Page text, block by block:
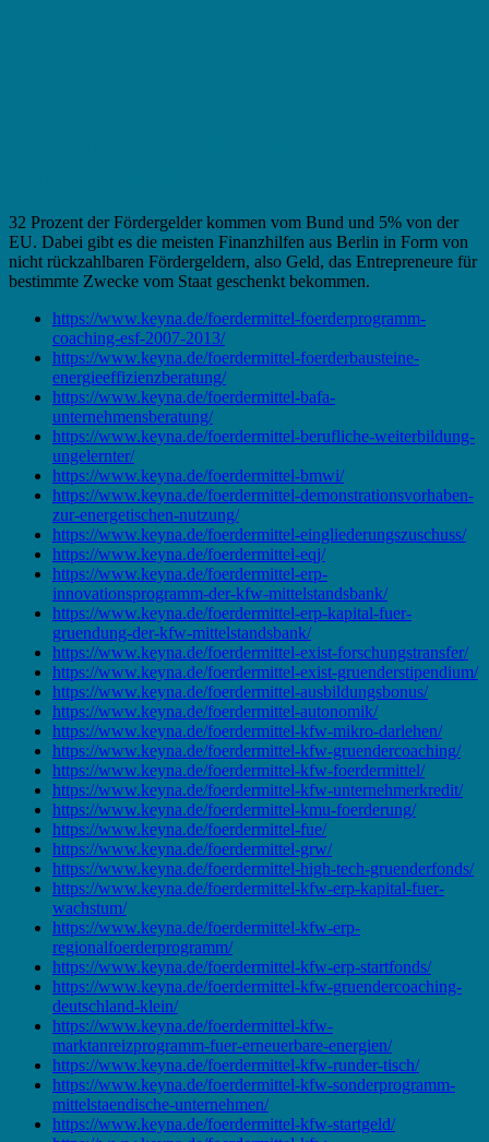
32 Prozent der Fördergelder kommen vom Bund und 5% von der
EU. Dabei gibt es die meisten Finanzhilfen aus Berlin in Form von
nicht rückzahlbaren Fördergeldern, also Geld, das Entrepreneure für
bestimmte Zwecke vom Staat geschenkt bekommen.
https://www.keyna.de/foerdermittel-foerderprogramm-
coaching-esf-2007-2013/
https://www.keyna.de/foerdermittel-foerderbausteine-
energieeffizienzberatung/
https://www.keyna.de/foerdermittel-bafa-
unternehmensberatung/
https://www.keyna.de/foerdermittel-berufliche-weiterbildung-
ungelernter/
https://www.keyna.de/foerdermittel-bmwi/
https://www.keyna.de/foerdermittel-demonstrationsvorhaben-
zur-energetischen-nutzung/
https://www.keyna.de/foerdermittel-eingliederungszuschuss/
https://www.keyna.de/foerdermittel-eqj/
https://www.keyna.de/foerdermittel-erp-
innovationsprogramm-der-kfw-mittelstandsbank/
https://www.keyna.de/foerdermittel-erp-kapital-fuer-
gruendung-der-kfw-mittelstandsbank/
https://www.keyna.de/foerdermittel-exist-forschungstransfer/
https://www.keyna.de/foerdermittel-exist-gruenderstipendium/
https://www.keyna.de/foerdermittel-ausbildungsbonus/
https://www.keyna.de/foerdermittel-autonomik/
https://www.keyna.de/foerdermittel-kfw-mikro-darlehen/
https://www.keyna.de/foerdermittel-kfw-gruendercoaching/
https://www.keyna.de/foerdermittel-kfw-foerdermittel/
https://www.keyna.de/foerdermittel-kfw-unternehmerkredit/
https://www.keyna.de/foerdermittel-kmu-foerderung/
https://www.keyna.de/foerdermittel-fue/
https://www.keyna.de/foerdermittel-grw/
https://www.keyna.de/foerdermittel-high-tech-gruenderfonds/
https://www.keyna.de/foerdermittel-kfw-erp-kapital-fuer-
wachstum/
https://www.keyna.de/foerdermittel-kfw-erp-
regionalfoerderprogramm/
https://www.keyna.de/foerdermittel-kfw-erp-startfonds/
https://www.keyna.de/foerdermittel-kfw-gruendercoaching-
deutschland-klein/
https://www.keyna.de/foerdermittel-kfw-
marktanreizprogramm-fuer-erneuerbare-energien/
https://www.keyna.de/foerdermittel-kfw-runder-tisch/
https://www.keyna.de/foerdermittel-kfw-sonderprogramm-
mittelstaendische-unternehmen/
https://www.keyna.de/foerdermittel-kfw-startgeld/